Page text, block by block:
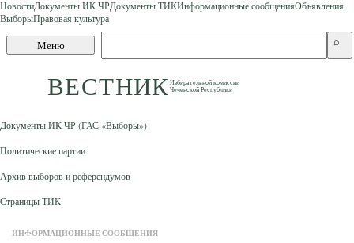
Skip to content
НовостиДокументы ИК ЧРДокументы ТИКИнформационные сообщенияОбъявления
ВыборыПравовая культура
Меню
ВЕСТНИКИзбирательной комиссии
Чеченской Республики
сайту
⌕
Документы ИК ЧР (ГАС «Выборы»)
Политические партии
Архив выборов и референдумов
Страницы ТИК
ИНФОРМАЦИОННЫЕ СООБЩЕНИЯ